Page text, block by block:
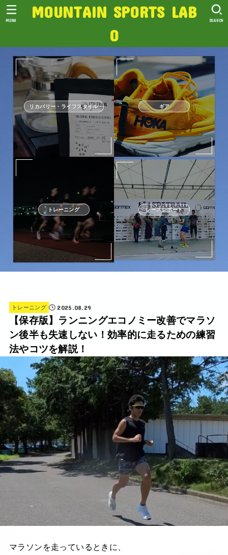
MOUNTAIN SPORTS LAB
O
SEARCH
MENU
リカバリー・ライフスタイル ギア
トレーニング レースレポート
トレーニング 2025.08.29
【保存版】ランニングエコノミー改善でマラソ
ン後半も失速しない！効率的に走るための練習
法やコツを解説！
マラソンを走っているときに、